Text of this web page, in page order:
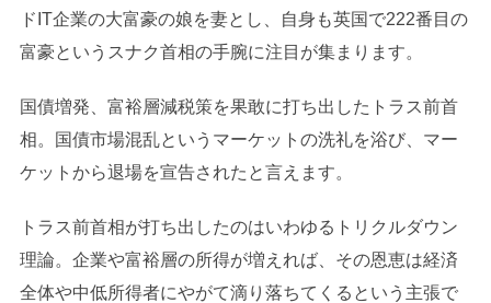
ドIT企業の大富豪の娘を妻とし、自身も英国で222番目の
富豪というスナク首相の手腕に注目が集まります。
国債増発、富裕層減税策を果敢に打ち出したトラス前首
相。国債市場混乱というマーケットの洗礼を浴び、マー
ケットから退場を宣告されたと言えます。
トラス前首相が打ち出したのはいわゆるトリクルダウン
理論。企業や富裕層の所得が増えれば、その恩恵は経済
全体や中低所得者にやがて滴り落ちてくるという主張で